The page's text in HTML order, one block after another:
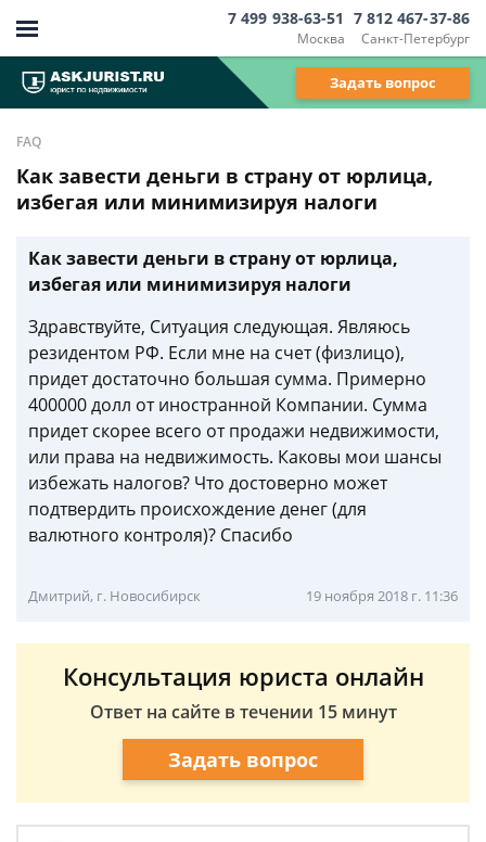
Москва
7 499 938-63-51
Санкт-Петербург
7 812 467-37-86
Задать вопрос
FAQ
Как завести деньги в страну от юрлица,
избегая или минимизируя налоги
Как завести деньги в страну от юрлица,
избегая или минимизируя налоги
Здравствуйте, Ситуация следующая. Являюсь
резидентом РФ. Если мне на счет (физлицо),
придет достаточно большая сумма. Примерно
400000 долл от иностранной Компании. Сумма
придет скорее всего от продажи недвижимости,
или права на недвижимость. Каковы мои шансы
избежать налогов? Что достоверно может
подтвердить происхождение денег (для
валютного контроля)? Спасибо
Дмитрий, г. Новосибирск 19 ноября 2018 г. 11:36
Консультация юриста онлайн
Ответ на сайте в течении 15 минут
Задать вопрос